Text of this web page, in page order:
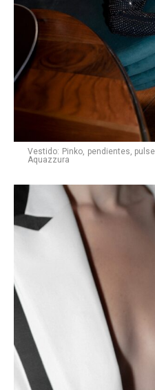
Vestido: Pinko, pendientes,
Aquazzura